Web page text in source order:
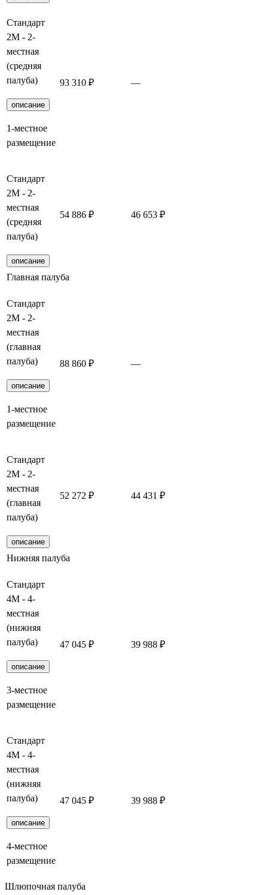
Стандарт
2М - 2-
местная
(средняя
палуба)
описание
1-местное
размещение
93 310 ₽ —
Стандарт
2М - 2-
местная
(средняя
палуба)
описание
54 886 ₽ 46 653 ₽
Главная палуба
Стандарт
2М - 2-
местная
(главная
палуба)
описание
1-местное
размещение
88 860 ₽ —
Стандарт
2М - 2-
местная
(главная
палуба)
описание
52 272 ₽ 44 431 ₽
Нижняя палуба
Стандарт
4М - 4-
местная
(нижняя
палуба)
описание
3-местное
размещение
47 045 ₽ 39 988 ₽
Стандарт
4М - 4-
местная
(нижняя
палуба)
описание
4-местное
размещение
47 045 ₽ 39 988 ₽
Шлюпочная палуба